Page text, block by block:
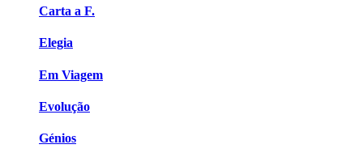
Carta a F.
Elegia
Em Viagem
Evolução
Génios